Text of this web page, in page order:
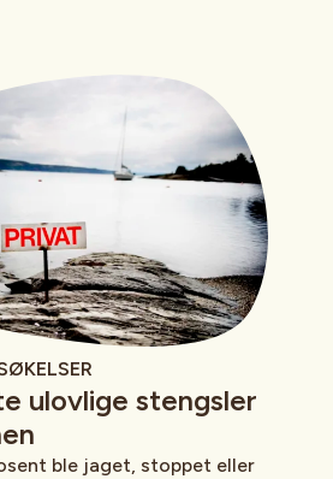
ulovlige stengsler
ble jaget, stoppet eller